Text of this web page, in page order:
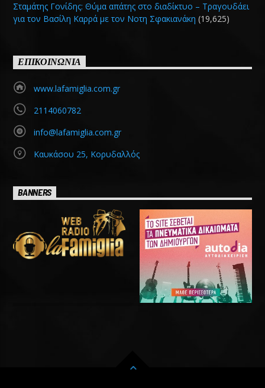
Σταμάτης Γονίδης: Θύμα απάτης στο διαδίκτυο – Τραγουδάει
για τον Βασίλη Καρρά με τον Νοτη Σφακιανάκη (19,625)
ΕΠΙΚΟΙΝΩΝΙΑ
www.lafamiglia.com.gr
2114060782
info@lafamiglia.com.gr
Καυκάσου 25, Κορυδαλλός
BANNERS